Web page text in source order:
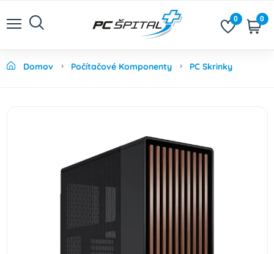
0 0
Domov Počítačové Komponenty PC Skrinky